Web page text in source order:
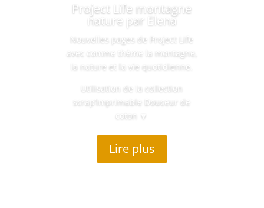
Project Life montagne
nature par Elena
Nouvelles pages de Project Life
avec comme thème la montagne,
la nature et la vie quotidienne.
Utilisation de la collection
scrap’imprimable Douceur de
coton 🔽
Lire plus